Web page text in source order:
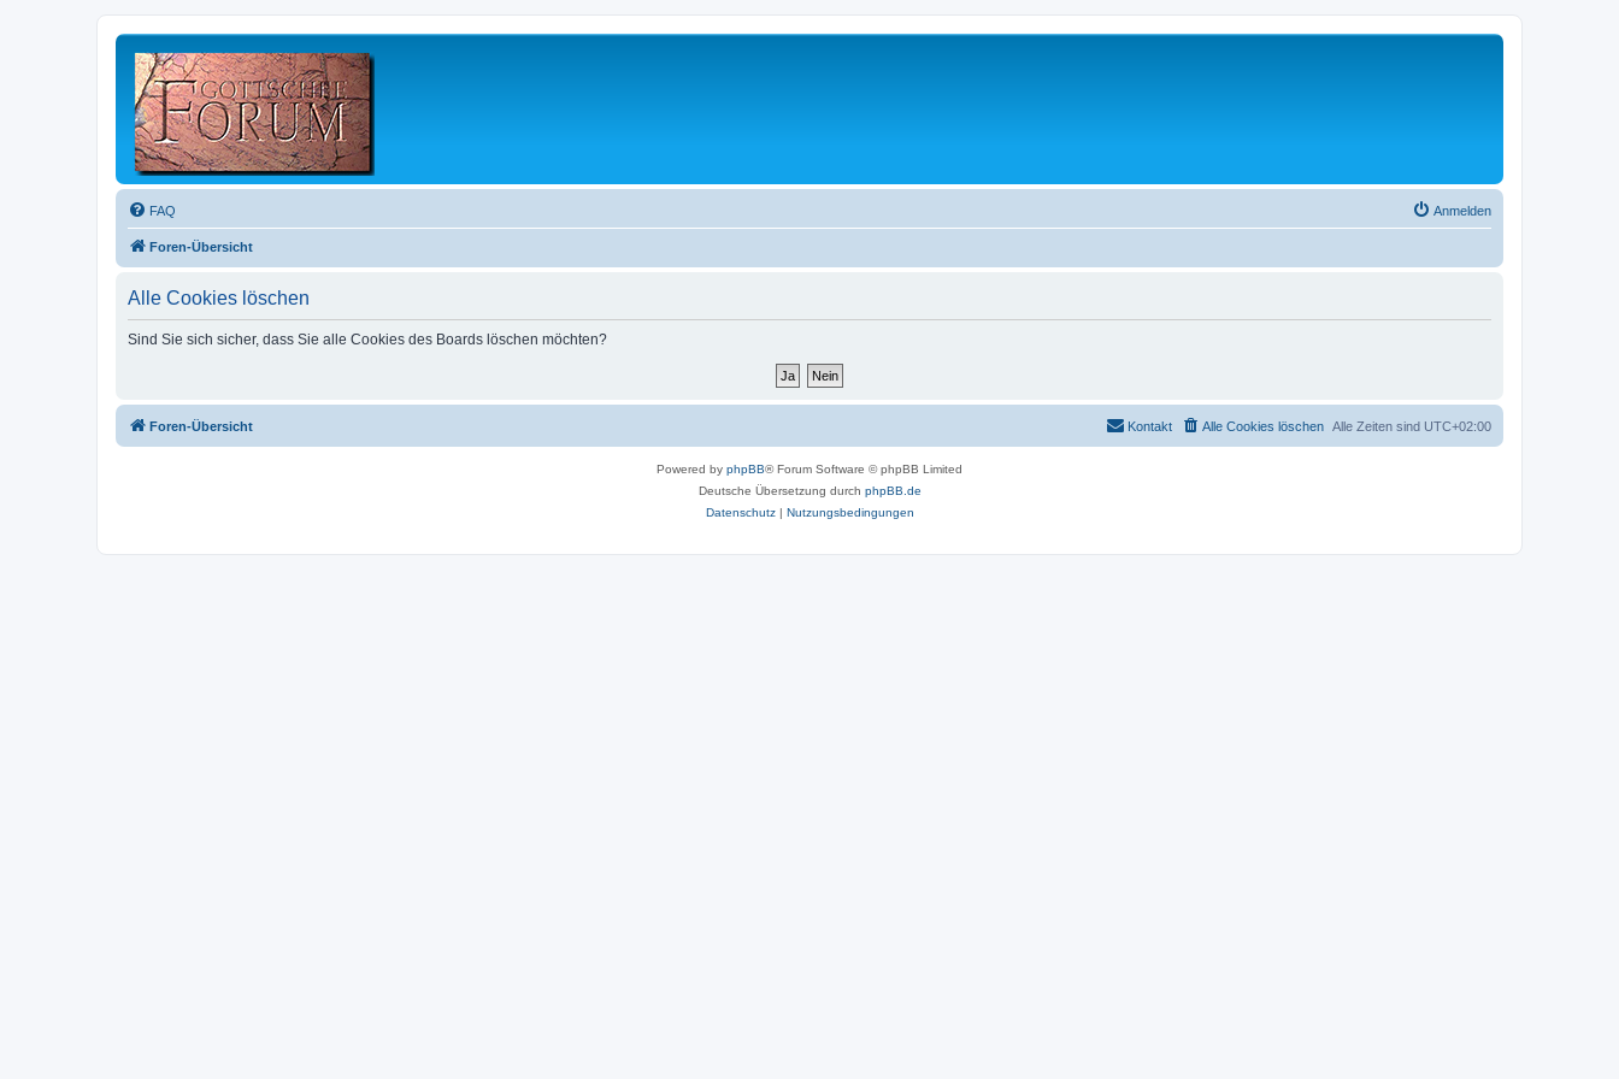
FAQ Anmelden
Foren-Übersicht
Alle Cookies löschen
Sind Sie sich sicher, dass Sie alle Cookies des Boards löschen möchten?
Foren-Übersicht Alle Zeiten sind UTC+02:00
Alle Cookies löschen
Kontakt
Powered by phpBB® Forum Software © phpBB Limited
Deutsche Übersetzung durch phpBB.de
Datenschutz| Nutzungsbedingungen